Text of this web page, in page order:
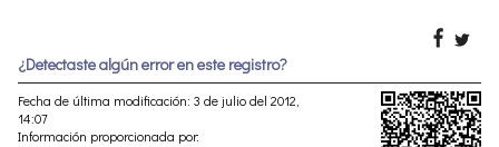
¿Detectaste algún error en este registro?
Fecha de última modificación: 3 de julio del 2012,
14:07
Información proporcionada por: